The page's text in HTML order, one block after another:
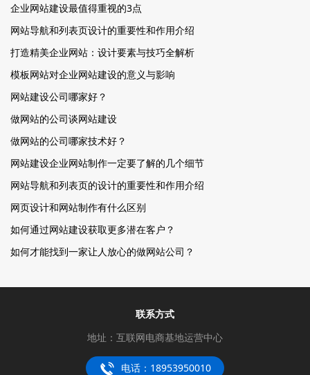
企业网站建设最值得重视的3点
网站导航和列表页设计的重要性和作用介绍
打造精美企业网站：设计要素与技巧全解析
模板网站对企业网站建设的意义与影响
网站建设公司哪家好？
做网站的公司谈网站建设
做网站的公司哪家技术好？
网站建设企业网站制作一定要了解的几个细节
网站导航和列表页的设计的重要性和作用介绍
网页设计和网站制作有什么区别
如何通过网站建设获取更多潜在客户？
如何才能找到一家让人放心的做网站公司？
联系方式
地址：互联网电商基地运营中心
电话：18953950010